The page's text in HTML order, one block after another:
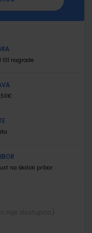
nagrade
na školski pribor